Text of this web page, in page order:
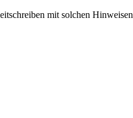
mit solchen Hinweisen